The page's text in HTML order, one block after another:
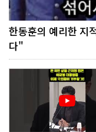
한동훈의 예리한 지
다"